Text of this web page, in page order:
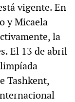
vigente. En
y Micaela
la
El 13 de abril
Tashkent,